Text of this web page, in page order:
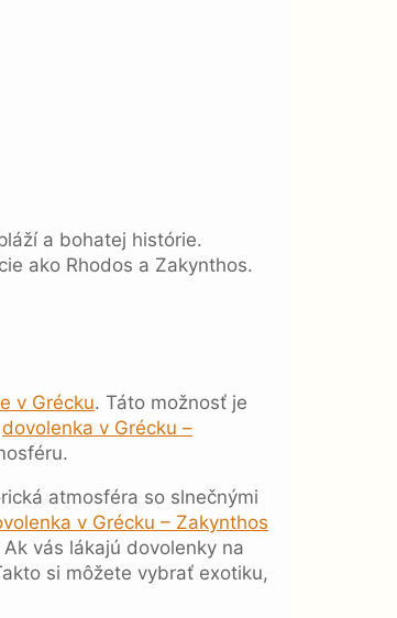
a bohatej histórie.
ako Rhodos a Zakynthos.
v Grécku. Táto možnosť je
dovolenka v Grécku –
atmosféra so slnečnými
v Grécku – Zakynthos
vás lákajú dovolenky na
si môžete vybrať exotiku,